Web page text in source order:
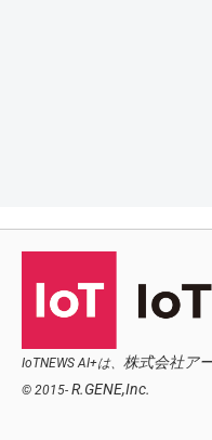
IoTNEWS AI+は、 株式会社ア
© 2015- R.GENE,Inc.